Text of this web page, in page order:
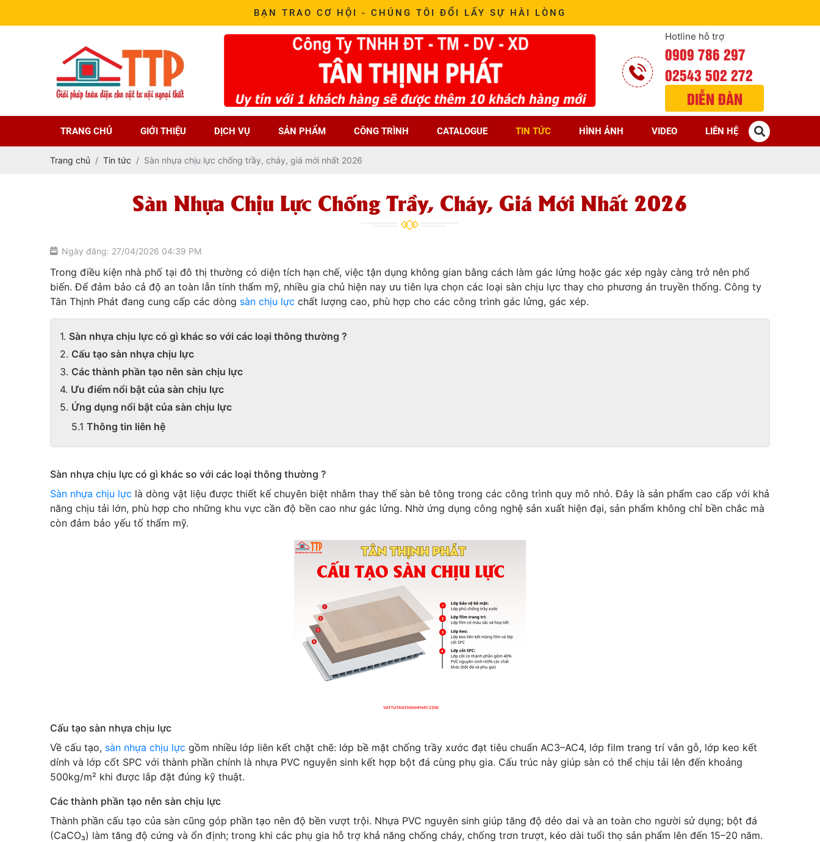
BẠN TRAO CƠ HỘI - CHÚNG TÔI ĐỔI LẤY SỰ HÀI LÒNG
Hotline hỗ trợ
0909 786 297
02543 502 272
DIỄN ĐÀN
TRANG CHỦ GIỚI THIỆU DỊCH VỤ SẢN PHẨM CÔNG TRÌNH CATALOGUE TIN TỨC HÌNH ẢNH VIDEO LIÊN HỆ
Trang chủ Tin tức Sàn nhựa chịu lực chống trầy, cháy, giá mới nhất 2026
Sàn Nhựa Chịu Lực Chống Trầy, Cháy, Giá Mới Nhất 2026
Ngày đăng: 27/04/2026 04:39 PM
Trong điều kiện nhà phố tại đô thị thường có diện tích hạn chế, việc tận dụng không gian bằng cách làm gác lửng hoặc gác xép ngày càng trở nên phổ
biến. Để đảm bảo cả độ an toàn lẫn tính thẩm mỹ, nhiều gia chủ hiện nay ưu tiên lựa chọn các loại sàn chịu lực thay cho phương án truyền thống. Công ty
Tân Thịnh Phát đang cung cấp các dòng sàn chịu lực chất lượng cao, phù hợp cho các công trình gác lửng, gác xép.
Sàn nhựa chịu lực có gì khác so với các loại thông thường ?
Cấu tạo sàn nhựa chịu lực
Các thành phần tạo nên sàn chịu lực
Ưu điểm nổi bật của sàn chịu lực
Ứng dụng nổi bật của sàn chịu lực
Thông tin liên hệ
Sàn nhựa chịu lực có gì khác so với các loại thông thường ?
Sàn nhựa chịu lực là dòng vật liệu được thiết kế chuyên biệt nhằm thay thế sàn bê tông trong các công trình quy mô nhỏ. Đây là sản phẩm cao cấp với khả
năng chịu tải lớn, phù hợp cho những khu vực cần độ bền cao như gác lửng. Nhờ ứng dụng công nghệ sản xuất hiện đại, sản phẩm không chỉ bền chắc mà
còn đảm bảo yếu tố thẩm mỹ.
Cấu tạo sàn nhựa chịu lực
Về cấu tạo, sàn nhựa chịu lực gồm nhiều lớp liên kết chặt chẽ: lớp bề mặt chống trầy xước đạt tiêu chuẩn AC3–AC4, lớp film trang trí vân gỗ, lớp keo kết
dính và lớp cốt SPC với thành phần chính là nhựa PVC nguyên sinh kết hợp bột đá cùng phụ gia. Cấu trúc này giúp sàn có thể chịu tải lên đến khoảng
500kg/m² khi được lắp đặt đúng kỹ thuật.
Các thành phần tạo nên sàn chịu lực
Thành phần cấu tạo của sàn cũng góp phần tạo nên độ bền vượt trội. Nhựa PVC nguyên sinh giúp tăng độ dẻo dai và an toàn cho người sử dụng; bột đá
(CaCO₃) làm tăng độ cứng và ổn định; trong khi các phụ gia hỗ trợ khả năng chống cháy, chống trơn trượt, kéo dài tuổi thọ sản phẩm lên đến 15–20 năm.